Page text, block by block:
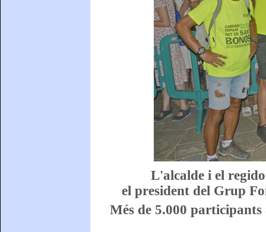
L'alcalde i el
el president del Grup
Més de 5.000